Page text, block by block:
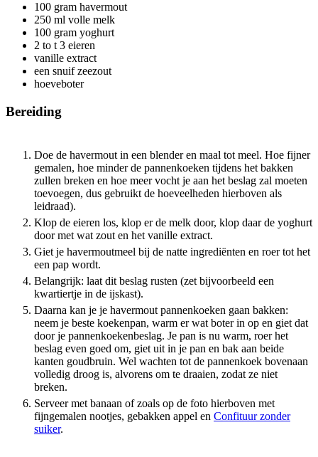
100 gram havermout
250 ml volle melk
100 gram yoghurt
2 to t 3 eieren
vanille extract
een snuif zeezout
hoeveboter
Bereiding
Doe de havermout in een blender en maal tot meel. Hoe fijner
gemalen, hoe minder de pannenkoeken tijdens het bakken
zullen breken en hoe meer vocht je aan het beslag zal moeten
toevoegen, dus gebruikt de hoeveelheden hierboven als
leidraad).
Klop de eieren los, klop er de melk door, klop daar de yoghurt
door met wat zout en het vanille extract.
Giet je havermoutmeel bij de natte ingrediënten en roer tot het
een pap wordt.
Belangrijk: laat dit beslag rusten (zet bijvoorbeeld een
kwartiertje in de ijskast).
Daarna kan je je havermout pannenkoeken gaan bakken:
neem je beste koekenpan, warm er wat boter in op en giet dat
door je pannenkoekenbeslag. Je pan is nu warm, roer het
beslag even goed om, giet uit in je pan en bak aan beide
kanten goudbruin. Wel wachten tot de pannenkoek bovenaan
volledig droog is, alvorens om te draaien, zodat ze niet
breken.
Serveer met banaan of zoals op de foto hierboven met
fijngemalen nootjes, gebakken appel en Confituur zonder
suiker.